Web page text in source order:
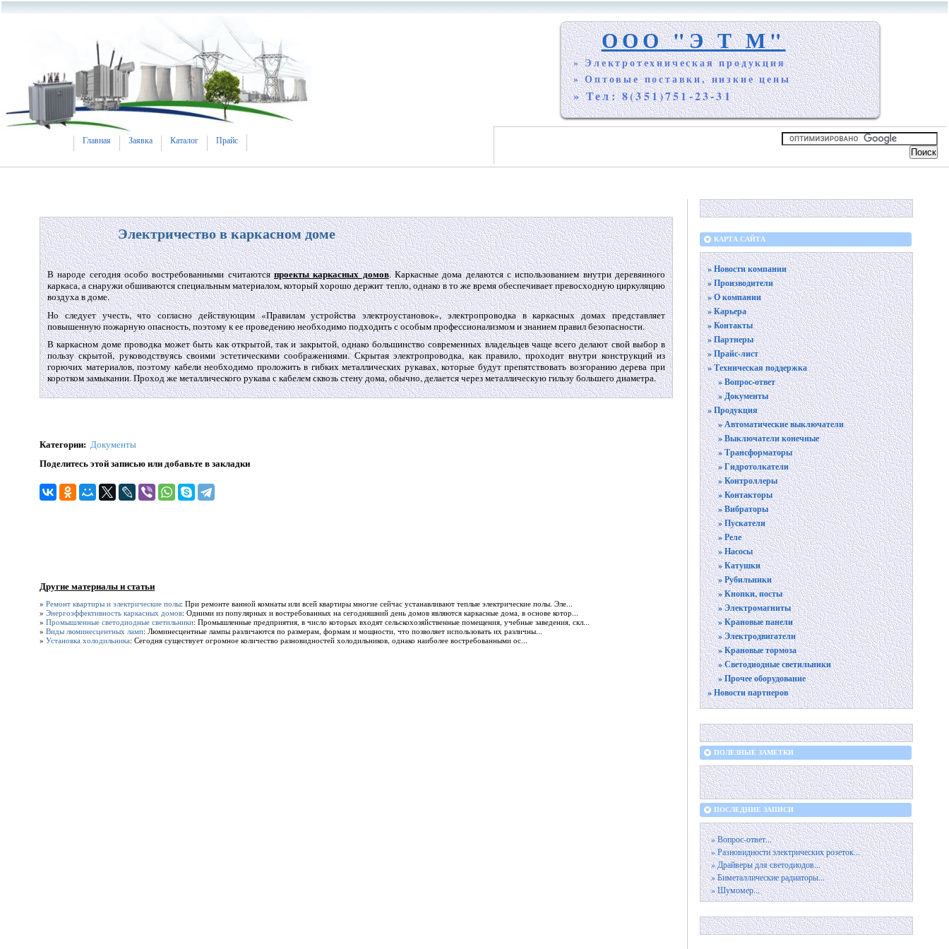
Главная Заявка Каталог Прайс
ООО "Э Т М"
» Электротехническая продукция
» Оптовые поставки, низкие цены
» Тел: 8(351)751-23-31
Электричество в каркасном доме
В народе сегодня особо востребованными считаютсяпроекты каркасных домов. Каркасные дома делаются с использованием внутри деревянного
каркаса, а снаружи обшиваются специальным материалом, который хорошо держит тепло, однако в то же время обеспечивает превосходную циркуляцию
воздуха в доме.
Но следует учесть, что согласно действующим «Правилам устройства электроустановок», электропроводка в каркасных домах представляет
повышенную пожарную опасность, поэтому к ее проведению необходимо подходить с особым профессионализмом и знанием правил безопасности.
В каркасном доме проводка может быть как открытой, так и закрытой, однако большинство современных владельцев чаще всего делают свой выбор в
пользу скрытой, руководствуясь своими эстетическими соображениями. Скрытая электропроводка, как правило, проходит внутри конструкций из
горючих материалов, поэтому кабели необходимо проложить в гибких металлических рукавах, которые будут препятствовать возгоранию дерева при
коротком замыкании. Проход же металлического рукава с кабелем сквозь стену дома, обычно, делается через металлическую гильзу большего диаметра.
Категории: Документы
Поделитесь этой записью или добавьте в закладки
Другие материалы и статьи
» Ремонт квартиры и электрические полы: При ремонте ванной комнаты или всей квартиры многие сейчас устанавливают теплые электрические полы. Эле...
» Энергоэффективность каркасных домов: Одними из популярных и востребованных на сегодняшний день домов являются каркасные дома, в основе котор...
» Промышленные светодиодные светильники: Промышленные предприятия, в число которых входят сельскохозяйственные помещения, учебные заведения, скл...
» Виды люминесцентных ламп: Люминесцентные лампы различаются по размерам, формам и мощности, что позволяет использовать их различны...
» Установка холодильника: Сегодня существует огромное количество разновидностей холодильников, однако наиболее востребованными ос...
КАРТА САЙТА
» Новости компании
» Производители
» О компании
» Карьера
» Контакты
» Партнеры
» Прайс-лист
» Техническая поддержка
» Вопрос-ответ
» Документы
» Продукция
» Автоматические выключатели
» Выключатели конечные
» Трансформаторы
» Гидротолкатели
» Контроллеры
» Контакторы
» Вибраторы
» Пускатели
» Реле
» Насосы
» Катушки
» Рубильники
» Кнопки, посты
» Электромагниты
» Крановые панели
» Электродвигатели
» Крановые тормоза
» Светодиодные светильники
» Прочее оборудование
» Новости партнеров
ПОЛЕЗНЫЕ ЗАМЕТКИ
ПОСЛЕДНИЕ ЗАПИСИ
» Вопрос-ответ...
» Разновидности электрических розеток...
» Драйверы для светодиодов...
» Биметаллические радиаторы...
» Шумомер...